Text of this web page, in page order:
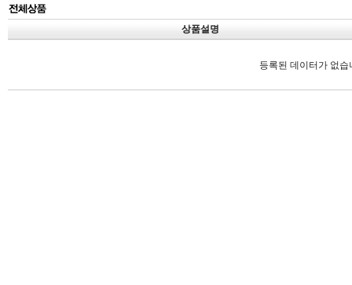
상품설명
등록된 데이터가 없습